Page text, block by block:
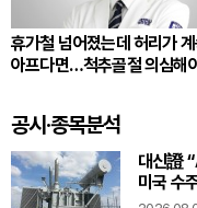
휴가철 넘어졌는데 허리가
아프다면…척추골절 의심해
공시·종목분석
대신證
미국 수